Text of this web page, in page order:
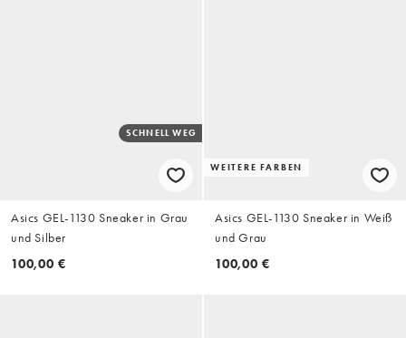
SCHNELL WEG
Asics GEL-1130 Sneaker in Grau
und Silber
100,00 €
WEITERE FARBEN
Asics GEL-1130 Sneaker in Weiß
und Grau
100,00 €